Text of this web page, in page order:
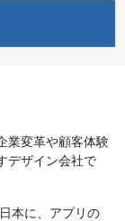
業変革や顧客体験
デザイン会社で
本に、アプリの